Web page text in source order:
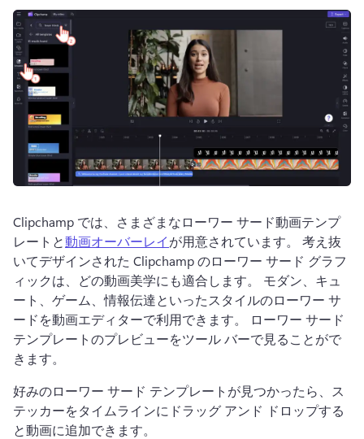
Clipchamp では、さまざまなローワー サード動画テンプ
レートと動画オーバーレイが用意されています。 考え抜
いてデザインされた Clipchamp のローワー サード グラフ
ィックは、どの動画美学にも適合します。 モダン、キュ
ート、ゲーム、情報伝達といったスタイルのローワー サ
ードを動画エディターで利用できます。
ローワー サード
テンプレートのプレビューをツール バーで見ることがで
きます。
好みのローワー サード テンプレートが見つかったら、ス
テッカーをタイムラインにドラッグ アンド ドロップする
と動画に追加できます。